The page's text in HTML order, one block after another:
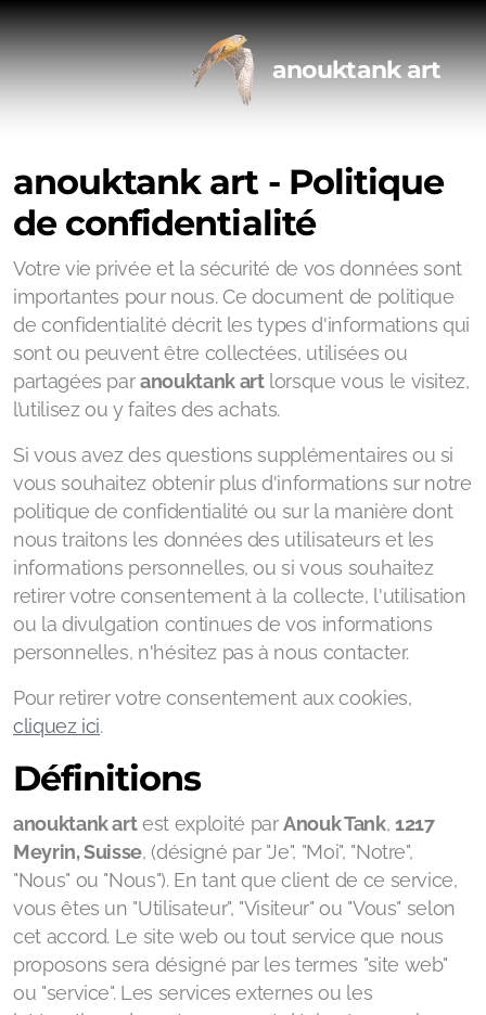
anouktank art
anouktank art - Politique
de confidentialité
Votre vie privée et la sécurité de vos données sont
importantes pour nous. Ce document de politique
de confidentialité décrit les types d'informations qui
sont ou peuvent être collectées, utilisées ou
partagées paranouktank artlorsque vous le visitez,
l’utilisez ou y faites des achats.
Si vous avez des questions supplémentaires ou si
vous souhaitez obtenir plus d'informations sur notre
politique de confidentialité ou sur la manière dont
nous traitons les données des utilisateurs et les
informations personnelles, ou si vous souhaitez
retirer votre consentement à la collecte, l'utilisation
ou la divulgation continues de vos informations
personnelles, n'hésitez pas à nous contacter.
Pour retirer votre consentement aux cookies,
cliquez ici.
Définitions
anouktank artest exploité parAnouk Tank, 1217
Meyrin, Suisse, (désigné par "Je", "Moi", "Notre",
"Nous" ou "Nous"). En tant que client de ce service,
vous êtes un "Utilisateur", "Visiteur" ou "Vous" selon
cet accord. Le site web ou tout service que nous
proposons sera désigné par les termes "site web"
ou "service". Les services externes ou les